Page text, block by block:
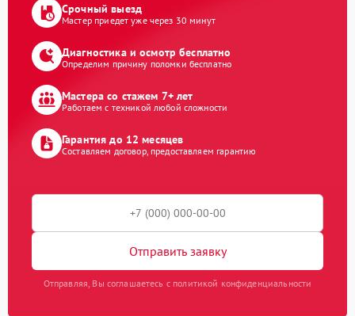
Срочный выезд
Мастер приедет уже через 30 минут
Диагностика и осмотр бесплатно
Определим причину поломки бесплатно
Мастера со стажем 7+ лет
Работаем с техникой любой сложности
Гарантия до 12 месяцев
Составляем договор, предоставляем гарантию
Отправить заявку
Отправляя, Вы соглашаетесь с политикой конфиденциальности